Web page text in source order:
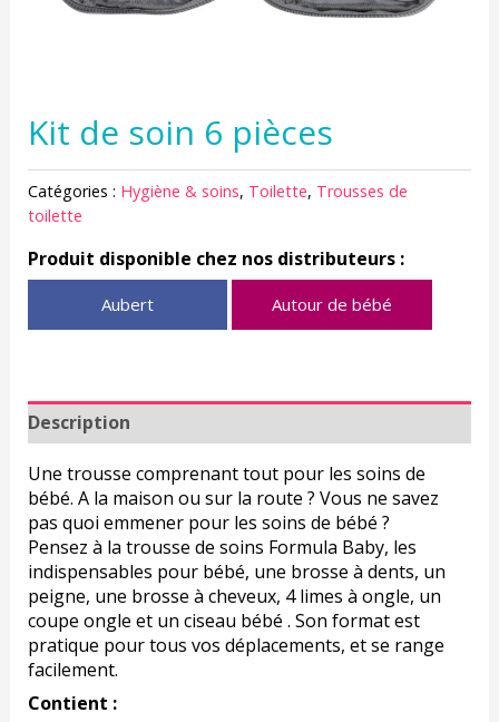
Kit de soin 6 pièces
Catégories : Hygiène & soins, Toilette, Trousses de
toilette
Produit disponible chez nos distributeurs :
Aubert Autour de bébé
Description
Une trousse comprenant tout pour les soins de
bébé. A la maison ou sur la route ? Vous ne savez
pas quoi emmener pour les soins de bébé ?
Pensez à la trousse de soins Formula Baby, les
indispensables pour bébé, une brosse à dents, un
peigne, une brosse à cheveux, 4 limes à ongle, un
coupe ongle et un ciseau bébé . Son format est
pratique pour tous vos déplacements, et se range
facilement.
Contient :